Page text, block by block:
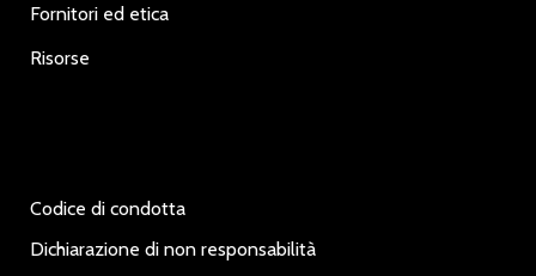
Fornitori ed etica
Risorse
Codice di condotta
Dichiarazione di non responsabilità